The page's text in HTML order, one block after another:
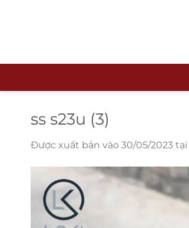
ss s23u (3)
Được xuất bản vào 30/05/2023 tại